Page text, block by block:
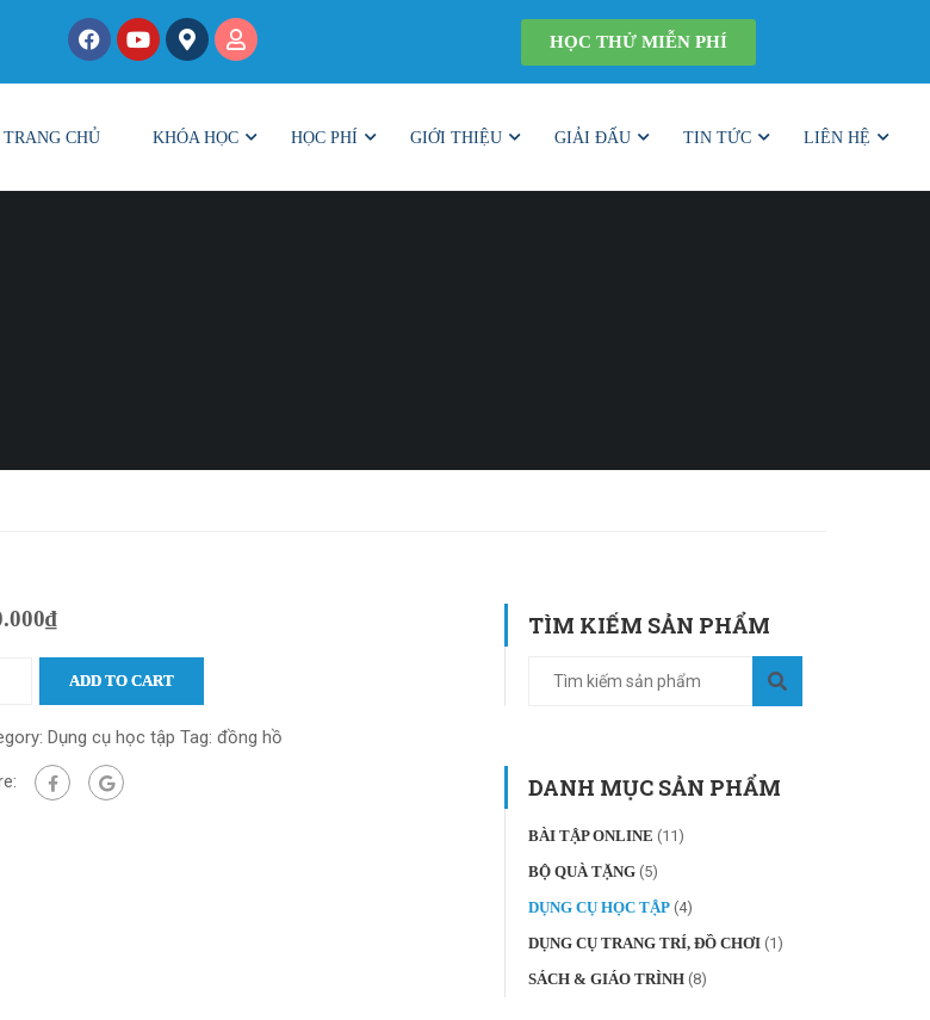
HỌC THỬ MIỄN PHÍ
TRANG CHỦ KHÓA HỌC HỌC PHÍ GIỚI THIỆU GIẢI ĐẤU TIN TỨC LIÊN HỆ
₫
ADD TO CART
Dụng cụ học tập Tag: đồng hồ
TÌM KIẾM SẢN PHẨM
DANH MỤC SẢN PHẨM
BÀI TẬP ONLINE (11)
BỘ QUÀ TẶNG (5)
DỤNG CỤ HỌC TẬP (4)
DỤNG CỤ TRANG TRÍ, ĐỒ CHƠI (1)
SÁCH & GIÁO TRÌNH (8)